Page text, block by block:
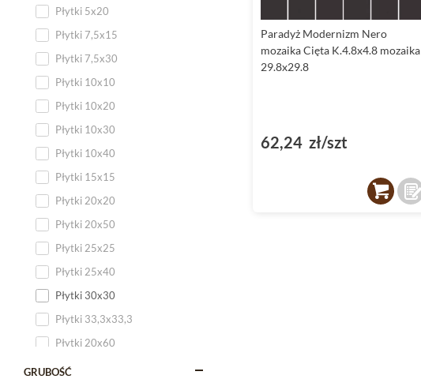
Płytki 5x20
Płytki 7,5x15
Płytki 7,5x30
Płytki 10x10
Płytki 10x20
Płytki 10x30
Płytki 10x40
Płytki 15x15
Płytki 20x20
Płytki 20x50
Płytki 25x25
Płytki 25x40
Płytki 30x30
Płytki 33,3x33,3
Płytki 20x60
Płytki 20x120
GRUBOŚĆ
Paradyż Modernizm Nero
mozaika Cięta K.4.8x4.8 mozaika
29.8x29.8
62,24 zł/szt